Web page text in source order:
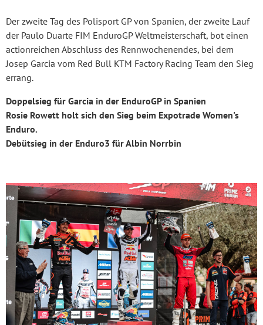
Der zweite Tag des Polisport GP von Spanien, der zweite Lauf
der Paulo Duarte FIM EnduroGP Weltmeisterschaft, bot einen
actionreichen Abschluss des Rennwochenendes, bei dem
Josep Garcia vom Red Bull KTM Factory Racing Team den Sieg
errang.
Doppelsieg für Garcia in der EnduroGP in Spanien
Rosie Rowett holt sich den Sieg beim Expotrade Women's
Enduro.
Debütsieg in der Enduro3 für Albin Norrbin